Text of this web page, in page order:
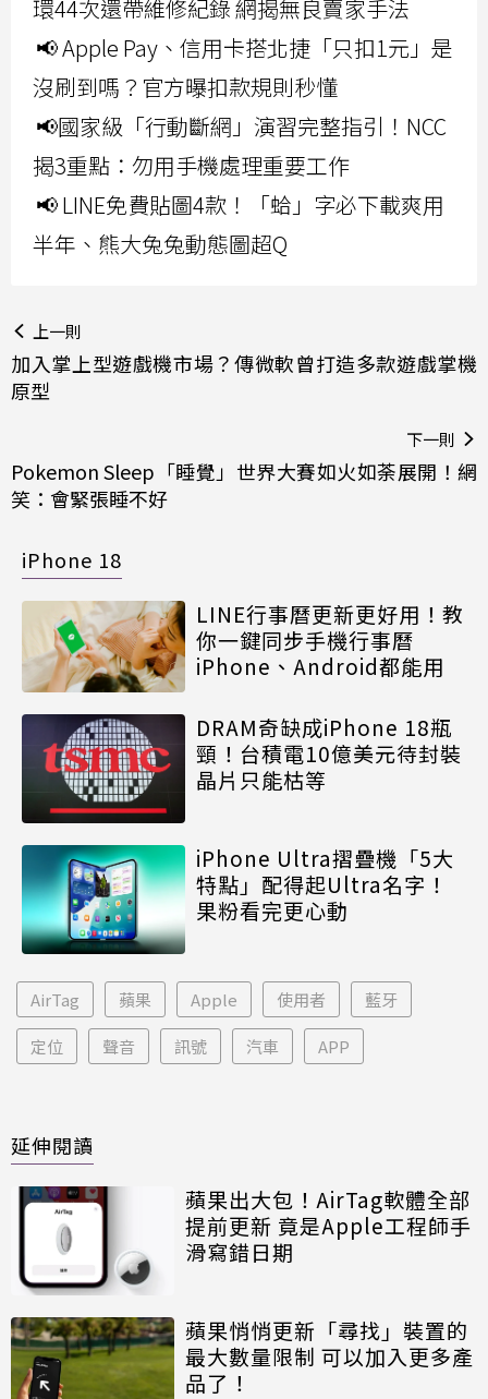
環44次還帶維修紀錄 網揭無良賣家手法
📢 Apple Pay、信用卡搭北捷「只扣1元」是
沒刷到嗎？官方曝扣款規則秒懂
📢國家級「行動斷網」演習完整指引！NCC
揭3重點：勿用手機處理重要工作
📢 LINE免費貼圖4款！「蛤」字必下載爽用
半年、熊大兔兔動態圖超Q
上一則
加入掌上型遊戲機市場？傳微軟曾打造多款遊戲掌機
原型
下一則
Pokemon Sleep「睡覺」世界大賽如火如荼展開！網
笑：會緊張睡不好
iPhone 18
LINE行事曆更新更好用！教
你一鍵同步手機行事曆
iPhone、Android都能用
DRAM奇缺成iPhone 18瓶
頸！台積電10億美元待封裝
晶片只能枯等
iPhone Ultra摺疊機「5大
特點」配得起Ultra名字！
果粉看完更心動
AirTag 蘋果 Apple 使用者 藍牙
定位 聲音 訊號 汽車 APP
延伸閱讀
蘋果出大包！AirTag軟體全部
提前更新 竟是Apple工程師手
滑寫錯日期
蘋果悄悄更新「尋找」裝置的
最大數量限制 可以加入更多產
品了！